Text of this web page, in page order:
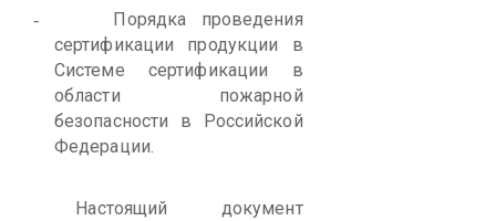
-
Порядка проведения
сертификации продукции в
Системе сертификации в
области пожарной
безопасности в Российской
Федерации.
Настоящий документ